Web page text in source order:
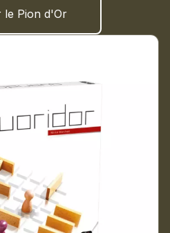
le Pion d'Or